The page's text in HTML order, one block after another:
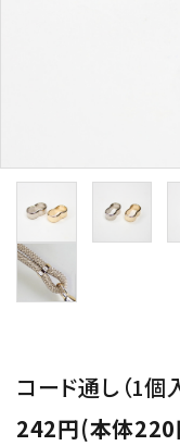
SHOP
CONTACT
お問い合わせ
コード通し（1個
242円(本体220